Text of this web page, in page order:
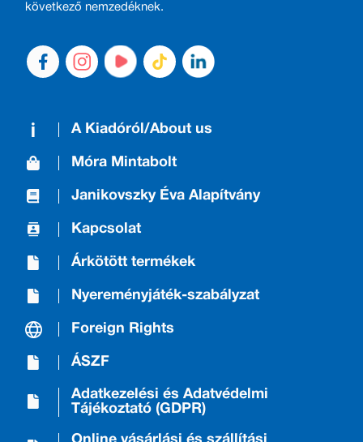
következő nemzedéknek.
A Kiadóról/About us
Móra Mintabolt
Janikovszky Éva Alapítvány
Kapcsolat
Árkötött termékek
Nyereményjáték-szabályzat
Foreign Rights
ÁSZF
Adatkezelési és Adatvédelmi
Tájékoztató (GDPR)